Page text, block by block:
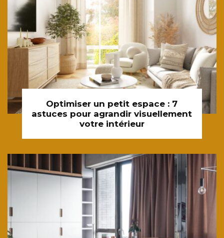
Optimiser un petit espace : 7
astuces pour agrandir visuellement
votre intérieur